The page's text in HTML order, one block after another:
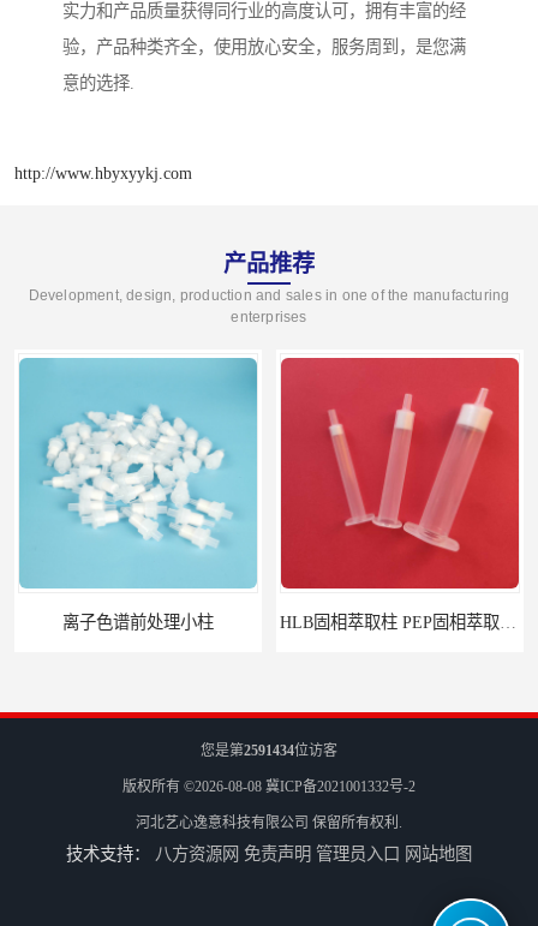
实力和产品质量获得同行业的高度认可，拥有丰富的经
验，产品种类齐全，使用放心安全，服务周到，是您满
意的选择.
http://www.hbyxyykj.com
产品推荐
Development, design, production and sales in one of the manufacturing
enterprises
离子色谱前处理小柱​
您是第2591434位访客
版权所有 ©2026-08-08 冀ICP备2021001332号-2
河北艺心逸意科技有限公司 保留所有权利.
技术支持： 八方资源网 免责声明 管理员入口 网站地图